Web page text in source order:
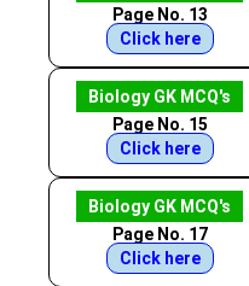
Page No. 13
Click here
Biology GK MCQ's
Page No. 15
Click here
Biology GK MCQ's
Page No. 17
Click here